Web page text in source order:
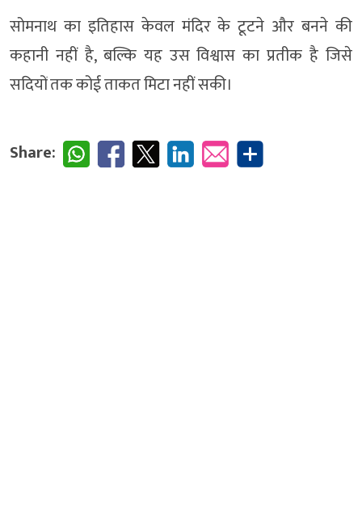
सोमनाथ का इतिहास केवल मंदिर के टूटने और बनने की
कहानी नहीं है, बल्कि यह उस विश्वास का प्रतीक है जिसे
सदियों तक कोई ताकत मिटा नहीं सकी।
Share: